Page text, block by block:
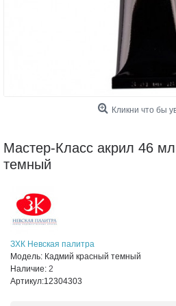
Кликни что бы
Мастер-Класс акрил 46
темный
ЗХК Невская палитра
Модель: Кадмий красный темный
Наличие: 2
Артикул:12304303